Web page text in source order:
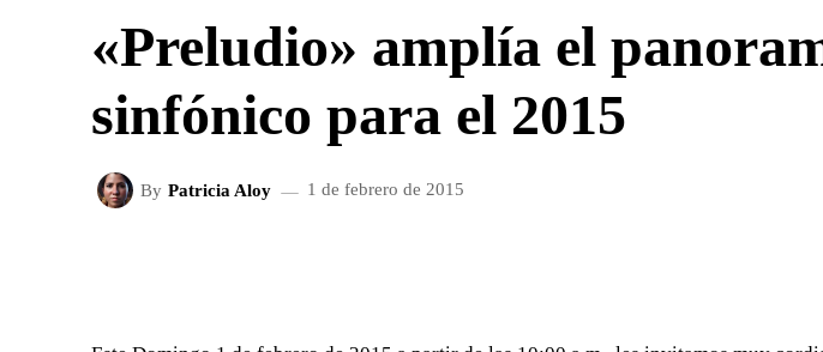
«Preludio» amplía el
sinfónico para el 2015
By Patricia Aloy 1 de febrero de 2015